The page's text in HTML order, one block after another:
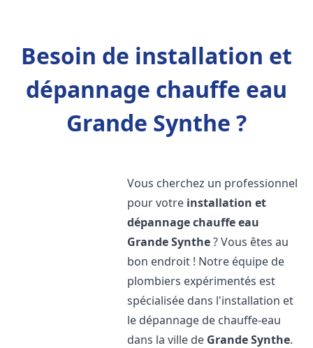
Besoin de installation et
dépannage chauffe eau
Grande Synthe ?
Vous cherchez un professionnel
pour votre installation et
dépannage chauffe eau
Grande Synthe? Vous êtes au
bon endroit ! Notre équipe de
plombiers expérimentés est
spécialisée dans l'installation et
le dépannage de chauffe-eau
dans la ville de Grande Synthe.